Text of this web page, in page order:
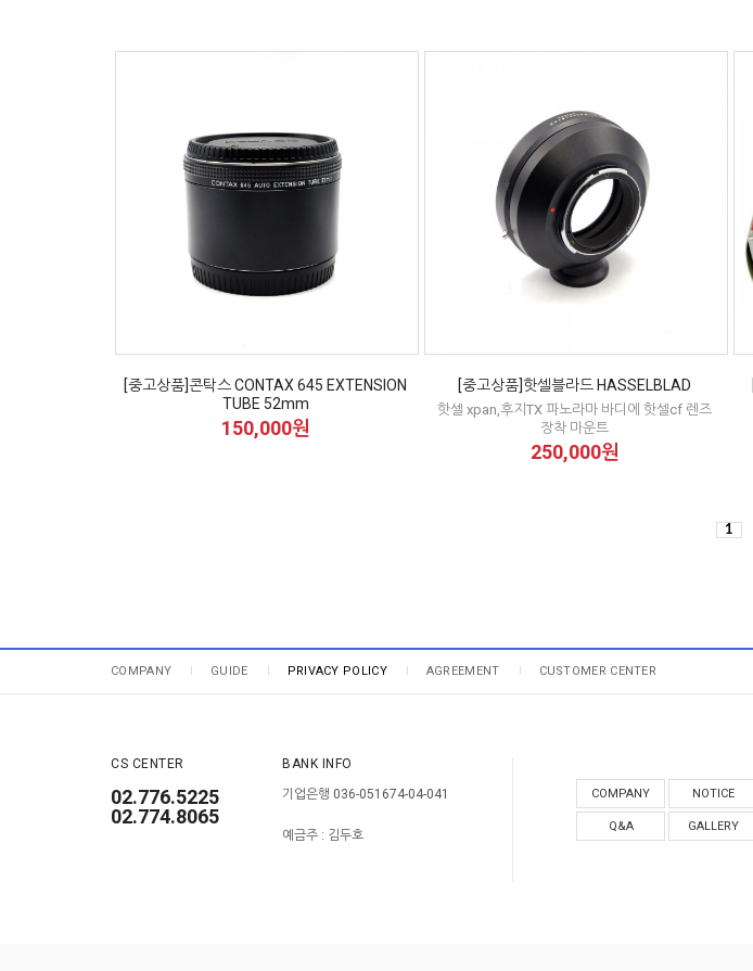
[중고상품]콘탁스 CONTAX 645 EXTENSION
TUBE 52mm
150,000원
[중고상품]핫셀블라드 HASSELBLAD
핫셀 xpan,후지TX 파노라마 바디에 핫셀cf 렌즈
장착 마운트
250,000원
1
COMPANY GUIDE PRIVACY POLICY AGREEMENT CUSTOMER CENTER
CS CENTER
02.776.5225
02.774.8065
BANK INFO
기업은행 036-051674-04-041
예금주 : 김두호
COMPANY NOTICE
Q&A GALLERY